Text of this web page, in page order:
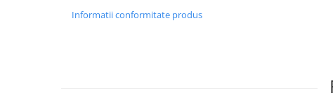
Informatii conformitate produs